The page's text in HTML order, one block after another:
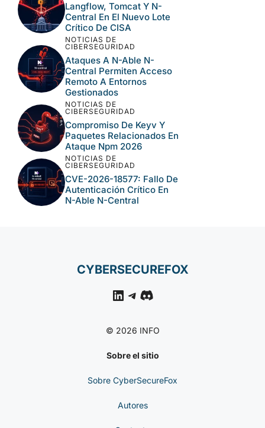
Langflow, Tomcat Y N-
Central En El Nuevo Lote
Crítico De CISA
NOTICIAS DE
CIBERSEGURIDAD
Ataques A N-Able N-
Central Permiten Acceso
Remoto A Entornos
Gestionados
NOTICIAS DE
CIBERSEGURIDAD
Compromiso De Keyv Y
Paquetes Relacionados En
Ataque Npm 2026
NOTICIAS DE
CIBERSEGURIDAD
CVE-2026-18577: Fallo De
Autenticación Crítico En
N-Able N-Central
CYBERSECUREFOX
LinkedIn
Telegram
Discord
© 2026 INFO
Sobre el sitio
Sobre CyberSecureFox
Autores